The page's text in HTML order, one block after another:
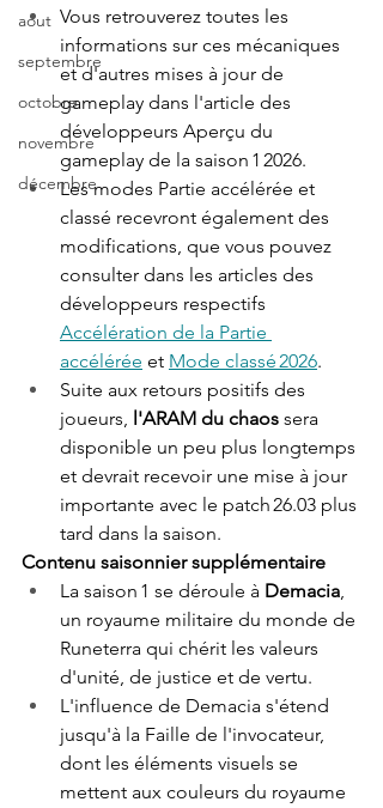
aout
septembre
octobre
novembre
décembre
Vous retrouverez toutes les
informations sur ces mécaniques
et d'autres mises à jour de
gameplay dans l'article des
développeurs ​​Aperçu du
gameplay de la saison 1 2026.
Les modes Partie accélérée et
classé recevront également des
modifications, que vous pouvez
consulter dans les articles des
développeurs respectifs ​​
Accélération de la Partie
accélérée et ​​ Mode classé 2026.
Suite aux retours positifs des
joueurs, l'ARAM du chaos sera
disponible un peu plus longtemps
et devrait recevoir une mise à jour
importante avec le patch 26.03 plus
tard dans la saison.
Contenu saisonnier supplémentaire
La saison 1 se déroule à Demacia
un royaume militaire du monde de
Runeterra qui chérit les valeurs
d'unité, de justice et de vertu.
L'influence de Demacia s'étend
jusqu'à la Faille de l'invocateur,
dont les éléments visuels se
mettent aux couleurs du royaume